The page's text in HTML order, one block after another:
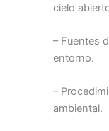
cielo
– Fuentes
entorno.
–
ambiental.